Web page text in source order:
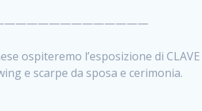
ospiteremo l’esposizione di
e scarpe da sposa e cerimonia.